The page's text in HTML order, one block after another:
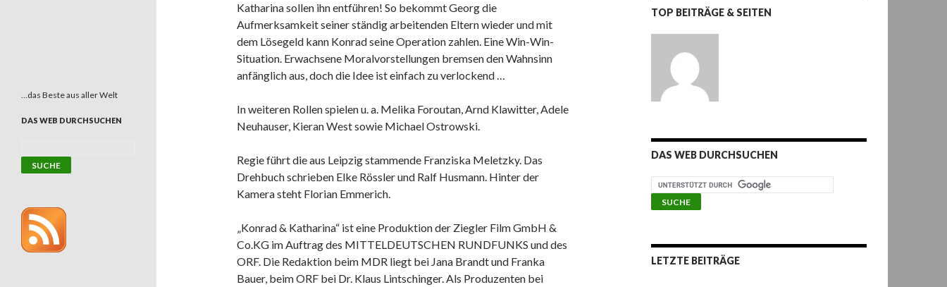
Katharina sollen ihn entführen! So bekommt Georg die
Aufmerksamkeit seiner ständig arbeitenden Eltern wieder und mit
dem Lösegeld kann Konrad seine Operation zahlen. Eine Win-Win-
Situation. Erwachsene Moralvorstellungen bremsen den Wahnsinn
anfänglich aus, doch die Idee ist einfach zu verlockend …
In weiteren Rollen spielen u. a. Melika Foroutan, Arnd Klawitter, Adele
Neuhauser, Kieran West sowie Michael Ostrowski.
Regie führt die aus Leipzig stammende Franziska Meletzky. Das
Drehbuch schrieben Elke Rössler und Ralf Husmann. Hinter der
Kamera steht Florian Emmerich.
„Konrad & Katharina“ ist eine Produktion der Ziegler FilmGmbH &
Co.KG im Auftrag des MITTELDEUTSCHEN RUNDFUNKS und des
ORF. Die Redaktion beim MDR liegt bei Jana Brandt und Franka
Bauer, beim ORF bei Dr. Klaus Lintschinger. Als Produzenten bei
TOP BEITRÄGE & SEITEN
DAS WEB DURCHSUCHEN
LETZTE BEITRÄGE
…das Beste aus aller Welt
DAS WEB DURCHSUCHEN